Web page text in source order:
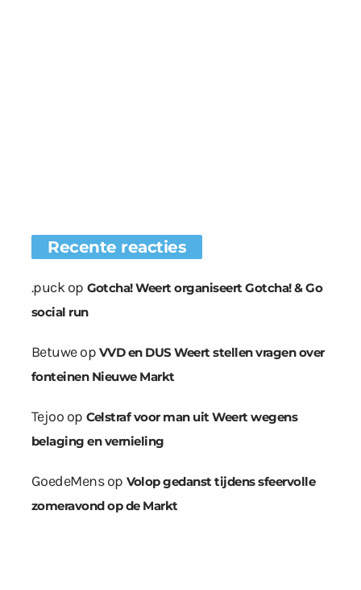
Recente reacties
.puckop Gotcha! Weert organiseert Gotcha! & Go
social run
Betuweop VVD en DUS Weert stellen vragen over
fonteinen Nieuwe Markt
Tejoo op Celstraf voor man uit Weert wegens
belaging en vernieling
GoedeMensop Volop gedanst tijdens sfeervolle
zomeravond op de Markt